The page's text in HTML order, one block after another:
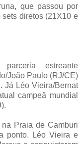
que passou por
diretos (21X10 e
estreante
João Paulo (RJ/CE)
Já Léo Vieira/Bernat
campeã mundial
Praia de Camburi
ponto. Léo Vieira e